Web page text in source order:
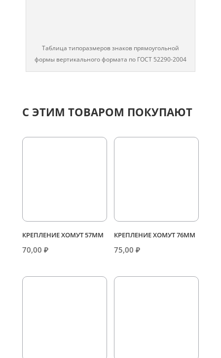
Таблица типоразмеров знаков прямоугольной
формы вертикального формата по ГОСТ 52290-2004
С ЭТИМ ТОВАРОМ ПОКУПАЮТ
КРЕПЛЕНИЕ ХОМУТ 57ММ
70,00 ₽
КРЕПЛЕНИЕ ХОМУТ 76ММ
75,00₽